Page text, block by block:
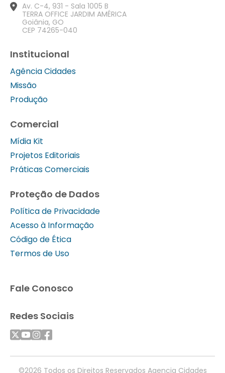
Av. C-4, 931 - Sala 1005 B
TERRA OFFICE JARDIM AMÉRICA
Goiânia, GO
CEP 74265-040
Institucional
Agência Cidades
Missão
Produção
Comercial
Mídia Kit
Projetos Editoriais
Práticas Comerciais
Proteção de Dados
Política de Privacidade
Acesso à Informação
Código de Ética
Termos de Uso
Fale Conosco
Redes Sociais
©2026 Todos os Direitos Reservados Agencia Cidades